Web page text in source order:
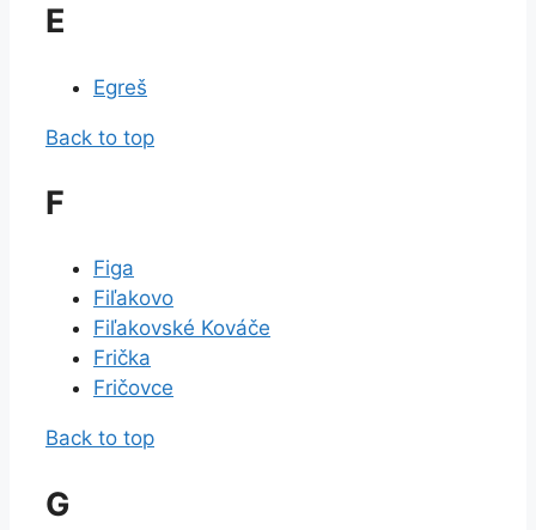
E
Egreš
Back to top
F
Figa
Fiľakovo
Fiľakovské Kováče
Frička
Fričovce
Back to top
G